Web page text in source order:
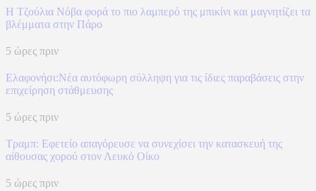
Η Τζούλια Νόβα φορά το πιο λαμπερό της μπικίνι και μαγνητίζει τα
βλέμματα στην Πάρο
5 ώρες πριν
Ελαφονήσι:Νέα αυτόφωρη σύλληψη για τις ίδιες παραβάσεις στην
επιχείρηση στάθμευσης
5 ώρες πριν
Τραμπ: Εφετείο απαγόρευσε να συνεχίσει την κατασκευή της
αίθουσας χορού στον Λευκό Οίκο
5 ώρες πριν